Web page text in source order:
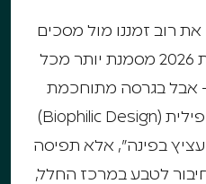
רוב זמננו מול מסכים
ובתוך מבנים סגורים, שנת 2026 מסמנת יותר מכל
אבל בגרסה מתוחכמת
ומתקדמת. המגמה הביופילית (Biophilic Design)
בפינה", אלא תפיסה
לטבע במרכז החלל,